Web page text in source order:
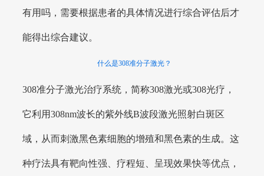
有用吗，需要根据患者的具体情况进行综合评估后才
能得出综合建议。
什么是308准分子激光？
308准分子激光治疗系统，简称308激光或308光疗，
它利用308nm波长的紫外线B波段激光照射白斑区
域，从而刺激黑色素细胞的增殖和黑色素的生成。这
种疗法具有靶向性强、疗程短、呈现效果快等优点，